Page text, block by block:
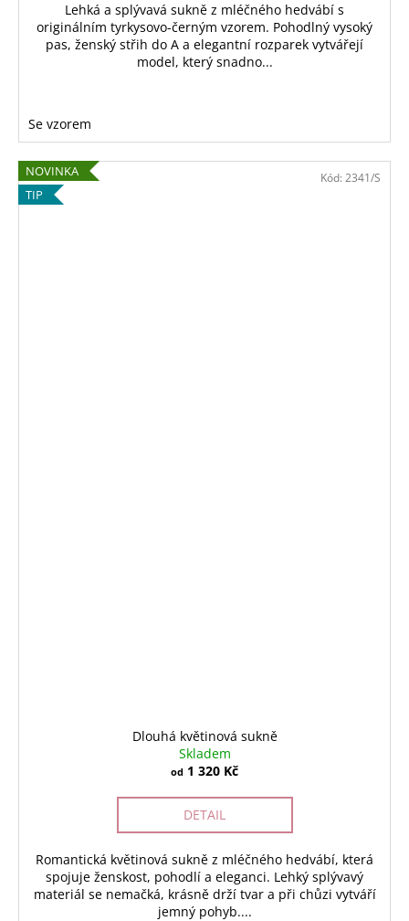
Lehká a splývavá sukně z mléčného hedvábí s
originálním tyrkysovo-černým vzorem. Pohodlný vysoký
pas, ženský střih do A a elegantní rozparek vytvářejí
model, který snadno...
Se vzorem
NOVINKA
TIP
Dlouhá květinová sukně
Skladem
od 1 320 Kč
DETAIL
Romantická květinová sukně z mléčného hedvábí, která
spojuje ženskost, pohodlí a eleganci. Lehký splývavý
materiál se nemačká, krásně drží tvar a při chůzi vytváří
jemný pohyb....
Kód: 2341/S